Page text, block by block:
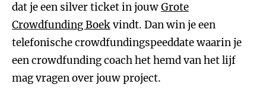
dat je een silver ticket in jouwGrote
Crowdfunding Boekvindt. Dan win je een
telefonische crowdfundingspeeddate waarin je
een crowdfunding coach het hemd van het lijf
mag vragen over jouw project.